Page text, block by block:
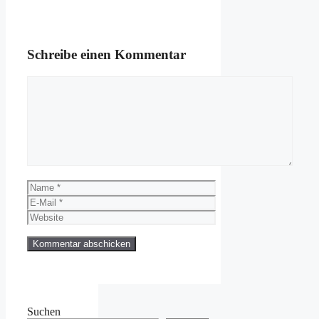
Schreibe einen Kommentar
Name
E-
Mail
Website
Suchen